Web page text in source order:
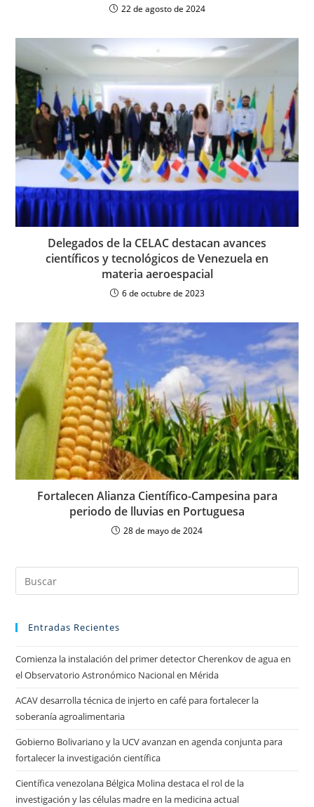
22 de agosto de 2024
Delegados de la CELAC destacan avances
científicos y tecnológicos de Venezuela en
materia aeroespacial
6 de octubre de 2023
Fortalecen Alianza Científico-Campesina para
periodo de lluvias en Portuguesa
28 de mayo de 2024
Entradas Recientes
Comienza la instalación del primer detector Cherenkov de agua en
el Observatorio Astronómico Nacional en Mérida
ACAV desarrolla técnica de injerto en café para fortalecer la
soberanía agroalimentaria
Gobierno Bolivariano y la UCV avanzan en agenda conjunta para
fortalecer la investigación científica
Científica venezolana Bélgica Molina destaca el rol de la
investigación y las células madre en la medicina actual